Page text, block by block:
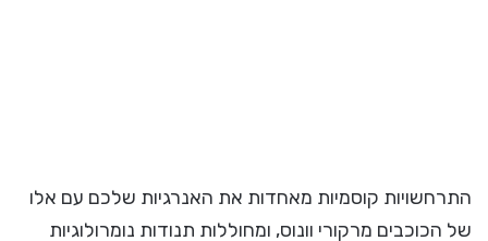
התרחשויות קוסמיות מאחדות את האנרגיות שלכם עם אלו
של הכוכבים מרקורי וונוס, ומחוללות תנודות נומרולוגיות